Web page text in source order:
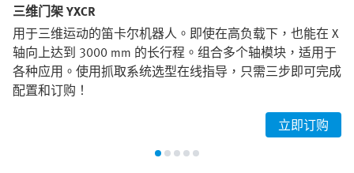
三维门架 YXCR
用于三维运动的笛卡尔机器人。即使在高负载下，也能在 X
轴向上达到 3000 mm 的长行程。组合多个轴模块，适用于
各种应用。使用抓取系统选型在线指导，只需三步即可完成
配置和订购！
立即订购